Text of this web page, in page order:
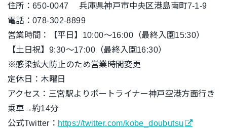
住所：650-0047 兵庫県神戸市中央区港島南町7-1-9
電話：078-302-8899
営業時間：【平日】10:00～16:00（最終入園15:30）
【土日祝】9:30～17:00（最終入園16:30）
※感染拡大防止のため営業時間変更
定休日：木曜日
アクセス：三宮駅よりポートライナー神戸空港方面行き
乗車→約14分
公式Twitter： https://twitter.com/kobe_doubutsu